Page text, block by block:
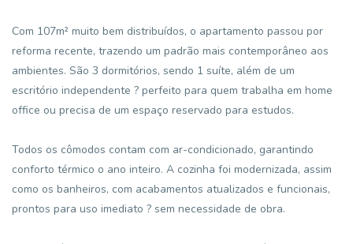
Com 107m² muito bem distribuídos, o apartamento passou por
reforma recente, trazendo um padrão mais contemporâneo aos
ambientes. São 3 dormitórios, sendo 1 suíte, além de um
escritório independente ? perfeito para quem trabalha em home
office ou precisa de um espaço reservado para estudos.
Todos os cômodos contam com ar-condicionado, garantindo
conforto térmico o ano inteiro. A cozinha foi modernizada, assim
como os banheiros, com acabamentos atualizados e funcionais,
prontos para uso imediato ? sem necessidade de obra.